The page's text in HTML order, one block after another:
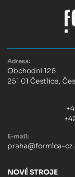
Adresa:
Obchodní 126
251 01 Čestlice,
E-mail:
praha@formica-
NOVÉ STROJE